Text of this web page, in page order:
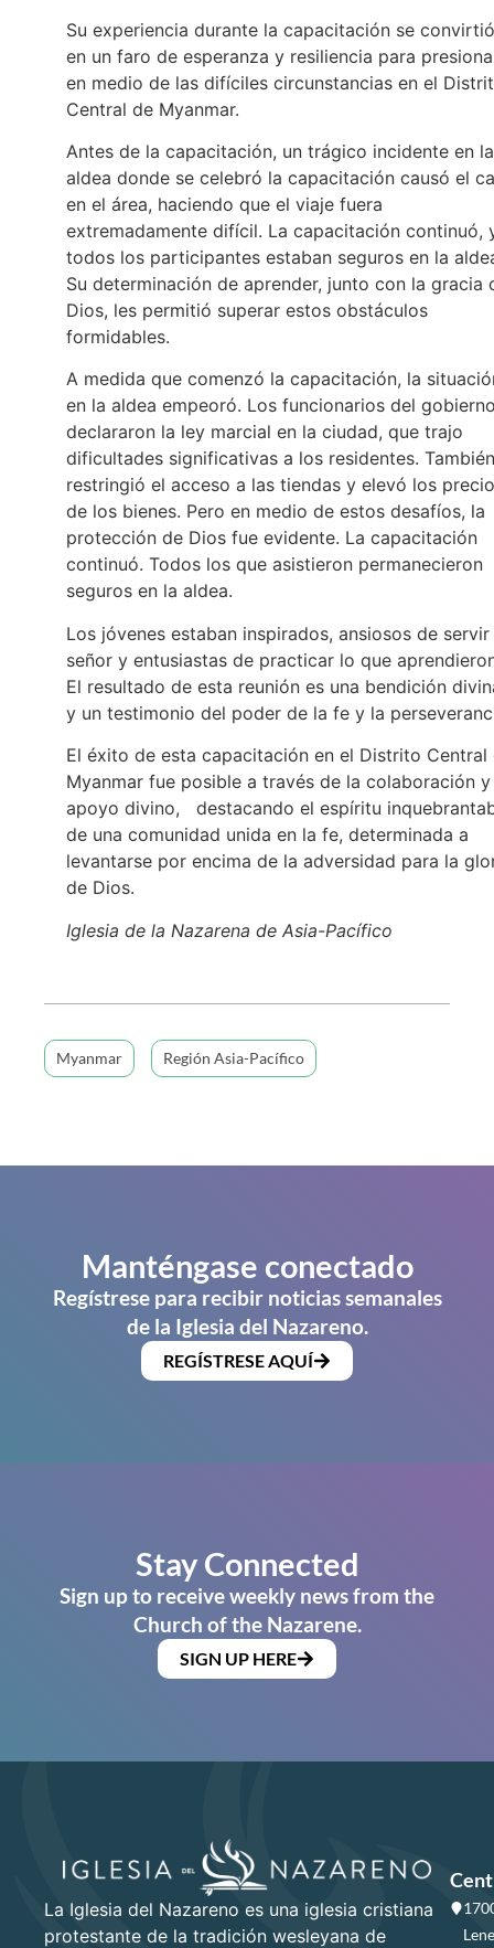
Su experiencia durante la capacitación se convirtió
en un faro de esperanza y resiliencia para
en medio de las difíciles circunstancias en el
Central de Myanmar.
Antes de la capacitación, un trágico incidente en la
aldea donde se celebró la capacitación causó el
en el área, haciendo que el viaje fuera
extremadamente difícil. La capacitación continuó,
todos los participantes estaban seguros en la
Su determinación de aprender, junto con la gracia
Dios, les permitió superar estos obstáculos
formidables.
A medida que comenzó la capacitación, la
en la aldea empeoró. Los funcionarios del
declararon la ley marcial en la ciudad, que trajo
dificultades significativas a los residentes. También
restringió el acceso a las tiendas y elevó los
de los bienes. Pero en medio de estos desafíos, la
protección de Dios fue evidente. La capacitación
continuó. Todos los que asistieron permanecieron
seguros en la aldea.
Los jóvenes estaban inspirados, ansiosos de servir
señor y entusiastas de practicar lo que
El resultado de esta reunión es una bendición
y un testimonio del poder de la fe y la
El éxito de esta capacitación en el Distrito Central
Myanmar fue posible a través de la colaboración
apoyo divino, destacando el espíritu
de una comunidad unida en la fe, determinada a
levantarse por encima de la adversidad para la
de Dios.
Iglesia de la Nazarena de Asia-Pacífico
Myanmar Región Asia-Pacífico
Manténgase conectado
Regístrese para recibir noticias semanales
de la Iglesia del Nazareno.
REGÍSTRESE AQUÍ
Stay Connected
Sign up to receive weekly news from the
Church of the Nazarene.
SIGN UP HERE
La Iglesia del Nazareno es una iglesia cristiana
protestante de la tradición wesleyana de